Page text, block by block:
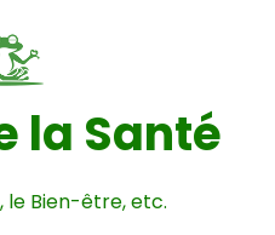
la Santé
le Bien-être, etc.